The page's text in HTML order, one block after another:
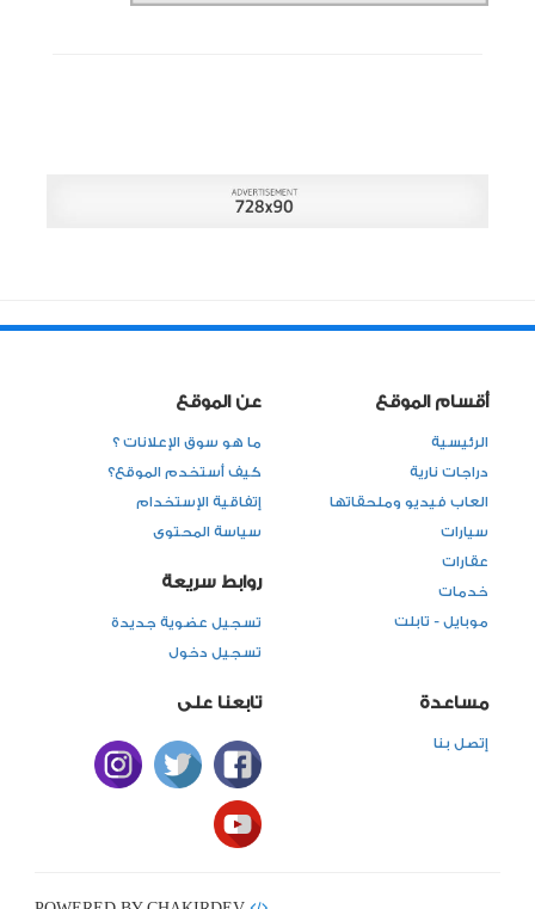
أقسام الموقع
الرئيسية
دراجات نارية
العاب فيديو وملحقاتها
سيارات
عقارات
خدمات
موبايل - تابلت
عن الموقع
ما هو سوق الإعلانات ؟
كيف أستخدم الموقع؟
إتفاقية الإستخدام
سياسة المحتوى
روابط سريعة
تسجيل عضوية جديدة
تسجيل دخول
مساعدة
إتصل بنا
تابعنا على